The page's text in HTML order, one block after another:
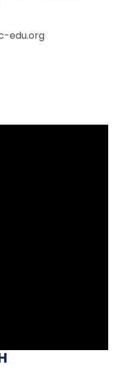
edu.org